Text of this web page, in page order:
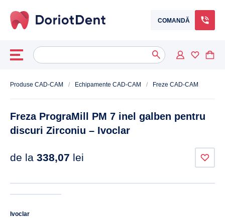
COMANDĂ
Caută
după:When autocomplete results are available use up and down
Produse CAD-CAM / Echipamente CAD-CAM / Freze CAD-CAM
Freza PrograMill PM 7 inel galben pentru
discuri Zirconiu – Ivoclar
de la 338,07 lei
Ivoclar